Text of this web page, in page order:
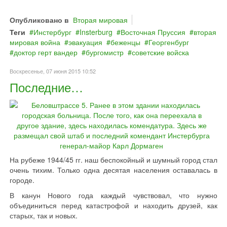
Опубликовано в Вторая мировая
Теги
Инстербург Insterburg Восточная Пруссия
вторая
мировая война
эвакуация беженцы
Георгенбург
доктор герт вандер
бургомистр советские войска
Воскресенье, 07 июня 2015 10:52
Последние…
На рубеже 1944/45 гг. наш беспокойный и шумный город стал
очень тихим. Только одна десятая населения оставалась в
городе.
В канун Нового года каждый чувствовал, что нужно
объединиться перед катастрофой и находить друзей, как
старых, так и новых.